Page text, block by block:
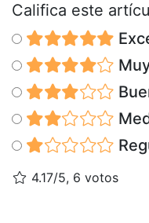
Califica este
4.17/5, 6 votos